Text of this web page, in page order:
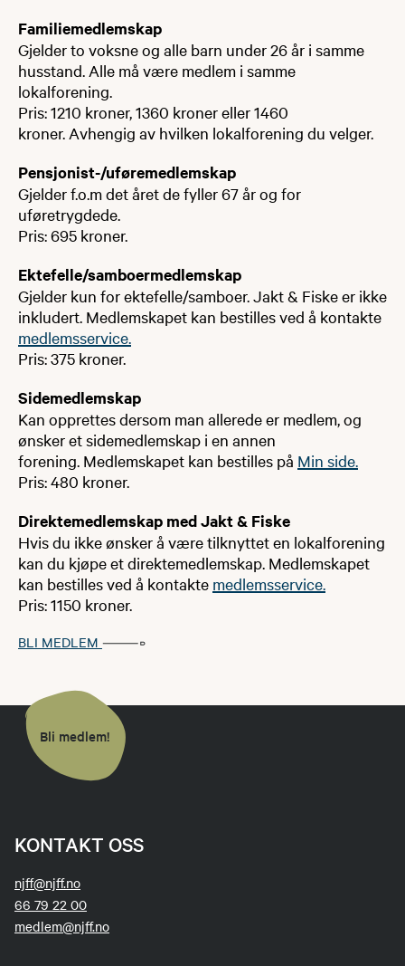
Familiemedlemskap
Gjelder to voksne og alle barn under 26 år i samme
husstand. Alle må være medlem i samme
lokalforening.
Pris: 1210 kroner, 1360 kroner eller 1460
kroner. Avhengig av hvilken lokalforening du velger.
Pensjonist-/uføremedlemskap
Gjelder f.o.m det året de fyller 67 år og for
uføretrygdede.
Pris: 695 kroner.
Ektefelle/samboermedlemskap
Gjelder kun for ektefelle/samboer. Jakt & Fiske er ikke
inkludert. Medlemskapet kan bestilles ved å kontakte
medlemsservice.
Pris: 375 kroner.
Sidemedlemskap
Kan opprettes dersom man allerede er medlem, og
ønsker et sidemedlemskap i en annen
forening. Medlemskapet kan bestilles på Min side.
Pris: 480 kroner.
Direktemedlemskap med Jakt & Fiske
Hvis du ikke ønsker å være tilknyttet en lokalforening
kan du kjøpe et direktemedlemskap. Medlemskapet
kan bestilles ved å kontakte medlemsservice.
Pris: 1150 kroner.
BLI MEDLEM
Bli medlem!
KONTAKT OSS
njff@njff.no
66 79 22 00
medlem@njff.no